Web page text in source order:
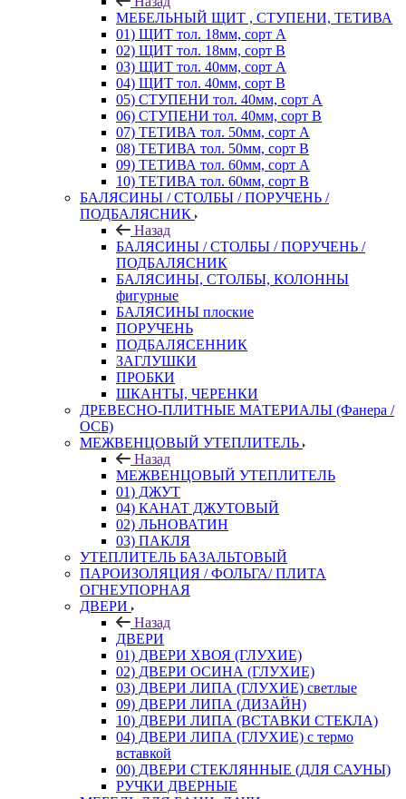
МЕБЕЛЬНЫЙ ЩИТ , СТУПЕНИ, ТЕТИВА
01) ЩИТ тол. 18мм, сорт А
02) ЩИТ тол. 18мм, сорт В
03) ЩИТ тол. 40мм, сорт А
04) ЩИТ тол. 40мм, сорт В
05) СТУПЕНИ тол. 40мм, сорт А
06) СТУПЕНИ тол. 40мм, сорт В
07) ТЕТИВА тол. 50мм, сорт А
08) ТЕТИВА тол. 50мм, сорт В
09) ТЕТИВА тол. 60мм, сорт А
10) ТЕТИВА тол. 60мм, сорт В
БАЛЯСИНЫ / СТОЛБЫ / ПОРУЧЕНЬ /
ПОДБАЛЯСНИК
Назад
БАЛЯСИНЫ / СТОЛБЫ / ПОРУЧЕНЬ /
ПОДБАЛЯСНИК
БАЛЯСИНЫ, СТОЛБЫ, КОЛОННЫ
фигурные
БАЛЯСИНЫ плоские
ПОРУЧЕНЬ
ПОДБАЛЯСЕННИК
ЗАГЛУШКИ
ПРОБКИ
ШКАНТЫ, ЧЕРЕНКИ
ДРЕВЕСНО-ПЛИТНЫЕ МАТЕРИАЛЫ (Фанера /
ОСБ)
МЕЖВЕНЦОВЫЙ УТЕПЛИТЕЛЬ
Назад
МЕЖВЕНЦОВЫЙ УТЕПЛИТЕЛЬ
01) ДЖУТ
04) КАНАТ ДЖУТОВЫЙ
02) ЛЬНОВАТИН
03) ПАКЛЯ
УТЕПЛИТЕЛЬ БАЗАЛЬТОВЫЙ
ПАРОИЗОЛЯЦИЯ / ФОЛЬГА/ ПЛИТА
ОГНЕУПОРНАЯ
ДВЕРИ
Назад
ДВЕРИ
01) ДВЕРИ ХВОЯ (ГЛУХИЕ)
02) ДВЕРИ ОСИНА (ГЛУХИЕ)
03) ДВЕРИ ЛИПА (ГЛУХИЕ) светлые
09) ДВЕРИ ЛИПА (ДИЗАЙН)
10) ДВЕРИ ЛИПА (ВСТАВКИ СТЕКЛА)
04) ДВЕРИ ЛИПА (ГЛУХИЕ) с термо
вставкой
00) ДВЕРИ СТЕКЛЯННЫЕ (ДЛЯ САУНЫ)
РУЧКИ ДВЕРНЫЕ